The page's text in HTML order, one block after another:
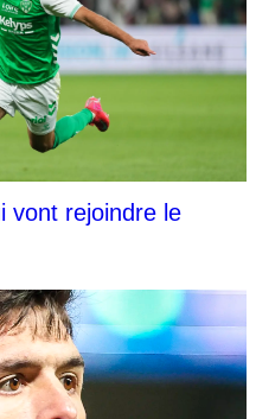
vont rejoindre le